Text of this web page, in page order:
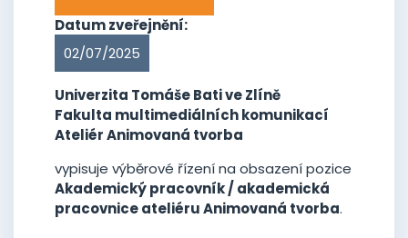
Datum zveřejnění:
02/07/2025
Univerzita Tomáše Bati ve Zlíně
Fakulta multimediálních komunikací
Ateliér Animovaná tvorba
vypisuje výběrové řízení na obsazení pozice
Akademický pracovník / akademická
pracovnice ateliéru Animovaná tvorba.